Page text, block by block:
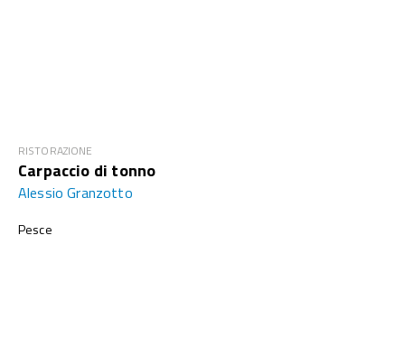
RISTORAZIONE
Carpaccio di tonno
Alessio Granzotto
Pesce